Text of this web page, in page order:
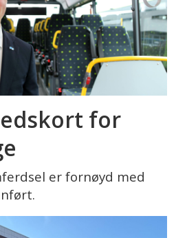
for
er fornøyd med